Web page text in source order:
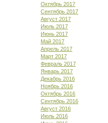
Октябрь 2017
Сентябрь 2017
Август 2017
Июль 2017
Июнь 2017
Май 2017
Апрель 2017
Март 2017
Февраль 2017
Январь 2017
Декабрь 2016
Ноябрь 2016
Октябрь 2016
Сентябрь 2016
Август 2016
Июль 2016